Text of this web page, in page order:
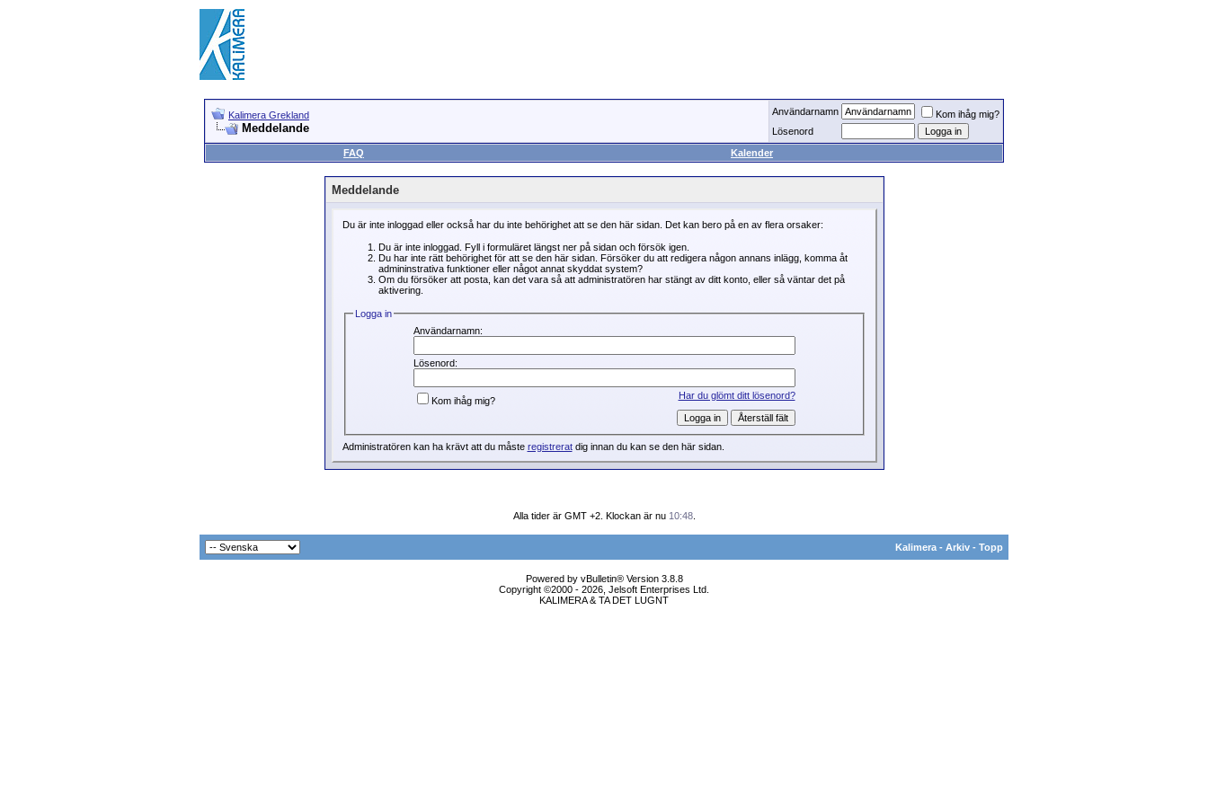
Kalimera Grekland
Meddelande
Användarnamn
Kom ihåg mig?
Lösenord
FAQ
Kalender
Meddelande
Du är inte inloggad eller också har du inte behörighet att se den här sidan. Det kan bero på en av flera orsaker:
Du är inte inloggad. Fyll i formuläret längst ner på sidan och försök igen.
Du har inte rätt behörighet för att se den här sidan. Försöker du att redigera någon annans inlägg, komma åt
admininstrativa funktioner eller något annat skyddat system?
Om du försöker att posta, kan det vara så att administratören har stängt av ditt konto, eller så väntar det på
aktivering.
Logga in
Användarnamn:
Lösenord:
Har du glömt ditt lösenord?
Kom ihåg mig?
Administratören kan ha krävt att du måste registreratdig innan du kan se den här sidan.
Alla tider är GMT +2. Klockan är nu 10:48.
Kalimera - Arkiv - Topp
Powered by vBulletin® Version 3.8.8
Copyright ©2000 - 2026, Jelsoft Enterprises Ltd.
KALIMERA & TA DET LUGNT